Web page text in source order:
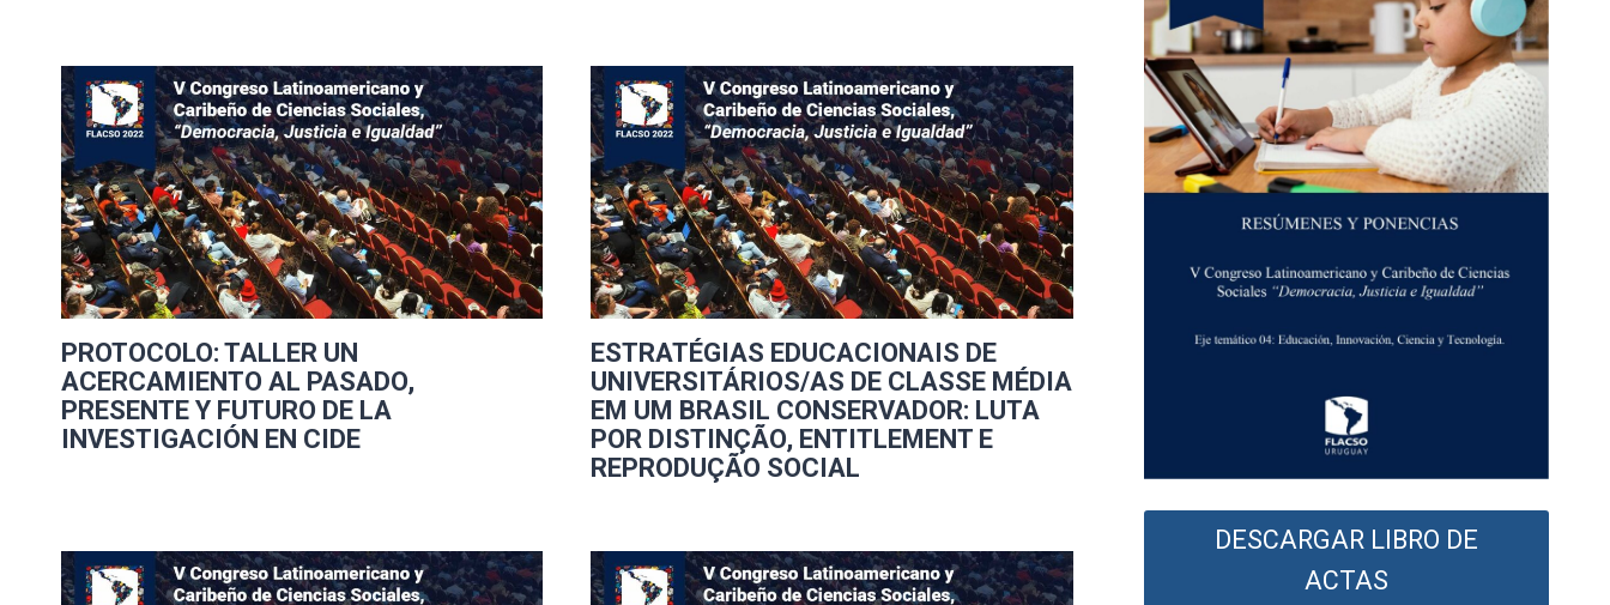
PROTOCOLO: TALLER UN
ACERCAMIENTO AL PASADO,
PRESENTE Y FUTURO DE LA
INVESTIGACIÓN EN CIDE
ESTRATÉGIAS EDUCACIONAIS DE
UNIVERSITÁRIOS/AS DE CLASSE MÉDIA
EM UM BRASIL CONSERVADOR: LUTA
POR DISTINÇÃO, ENTITLEMENT E
REPRODUÇÃO SOCIAL
DESCARGAR LIBRO DE
ACTAS